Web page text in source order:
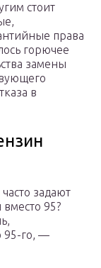
стоит
права
горючее
замены
в
задают
95?
95-го, —